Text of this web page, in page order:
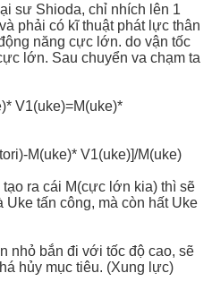
sư Shioda, chỉ nhích lên 1
phải có kĩ thuật phát lực thân
năng cực lớn. do vận tốc
lớn. Sau chuyển va chạm ta
V1(uke)=M(uke)*
M(uke)* V1(uke)]/M(uke)
ra cái M(cực lớn kia) thì sẽ
tấn công, mà còn hất Uke
nhỏ bắn đi với tốc độ cao, sẽ
hủy mục tiêu. (Xung lực)